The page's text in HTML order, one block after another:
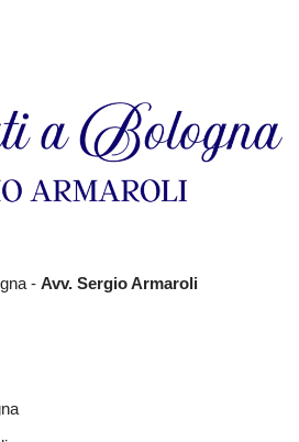
- Avv. Sergio Armaroli